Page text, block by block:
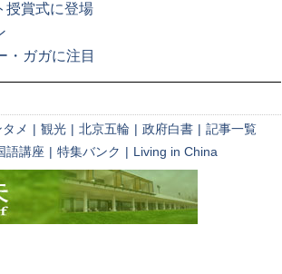
授賞式に登場
ガガに注目
メ | 観光 | 北京五輪 | 政府白書 | 記事一覧
語講座 | 特集バンク | Living in China